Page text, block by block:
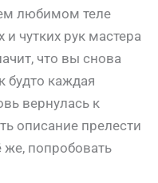
любимом теле
чутких рук мастера
что вы снова
будто каждая
вернулась к
описание прелести
попробовать